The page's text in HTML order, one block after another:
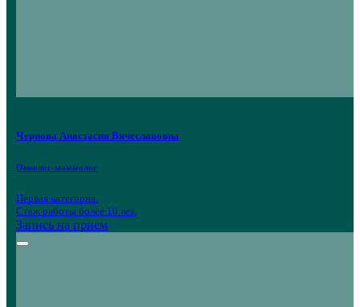
Чернова Анастасия Вячеславовна
Онколог-маммолог
Первая категория.
Стаж работы более 10 лет.
Запись на прием